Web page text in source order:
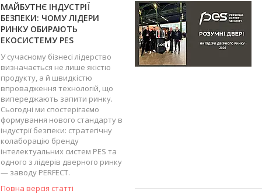
МАЙБУТНЄ ІНДУСТРІЇ
БЕЗПЕКИ: ЧОМУ ЛІДЕРИ
РИНКУ ОБИРАЮТЬ
ЕКОСИСТЕМУ PES
У сучасному бізнесі лідерство
визначається не лише якістю
продукту, а й швидкістю
впровадження технологій, що
випереджають запити ринку.
Сьогодні ми спостерігаємо
формування нового стандарту в
індустрії безпеки: стратегічну
колаборацію бренду
інтелектуальних систем PES та
одного з лідерів дверного ринку
— заводу PERFECT.
Повна версія статті